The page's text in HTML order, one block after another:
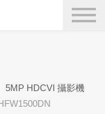
5MP HDCVI 攝影機